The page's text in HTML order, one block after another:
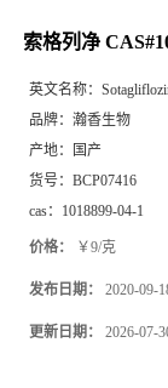
索格列净
英文名称：
品牌： 瀚香生物
产地：
国产
货号： BCP07416
cas： 1018899-04-1
价格： ￥9/克
发布日期： 2020-09-
更新日期： 2026-07-